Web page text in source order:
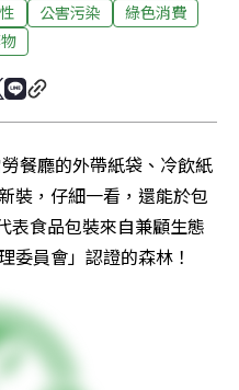
公害污染
綠色消費
餐廳的外帶紙袋、冷飲紙
裝，仔細一看，還能於包
表食品包裝來自兼顧生態
委員會」認證的森林！